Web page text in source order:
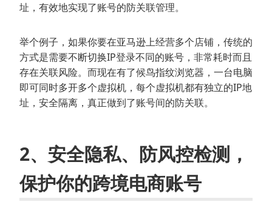
址，有效地实现了账号的防关联管理。
举个例子，如果你要在亚马逊上经营多个店铺，传统的
方式是需要不断切换IP登录不同的账号，非常耗时而且
存在关联风险。而现在有了候鸟指纹浏览器，一台电脑
即可同时多开多个虚拟机，每个虚拟机都有独立的IP地
址，安全隔离，真正做到了账号间的防关联。
2、安全隐私、防风控检测，
保护你的跨境电商账号